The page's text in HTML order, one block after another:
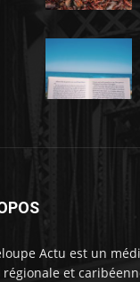
Actu est un
régionale et